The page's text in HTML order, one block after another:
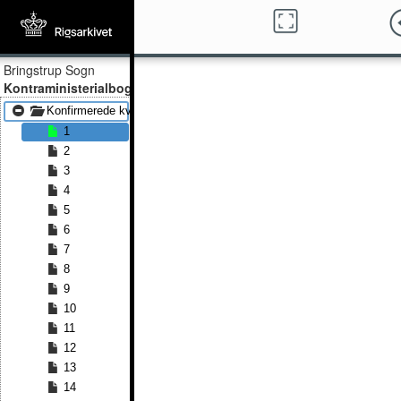
Bringstrup Sogn
Kontraministerialbog
Konfirmerede kvinder 1870 - Konfirmerede kvinder 1891
1
2
3
4
5
6
7
8
9
10
11
12
13
14